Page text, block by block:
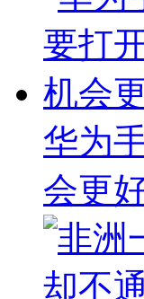
华为
会更